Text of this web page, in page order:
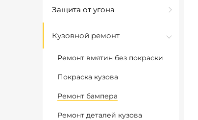
Защита от угона
Кузовной ремонт
Ремонт вмятин без покраски
Покраска кузова
Ремонт бампера
Ремонт деталей кузова